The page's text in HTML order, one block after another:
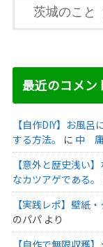
最近のコメン
【自作DIY】お風
する方法。
に 中
【意外と歴史浅い
なカツアゲである。
【実践レポ】壁紙
のパパより